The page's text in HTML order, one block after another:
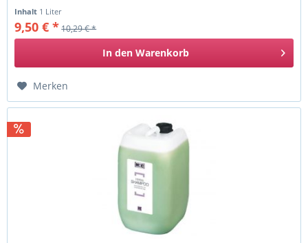
Inhalt 1 Liter
9,50 € *10,29 € *
In den Warenkorb
Merken